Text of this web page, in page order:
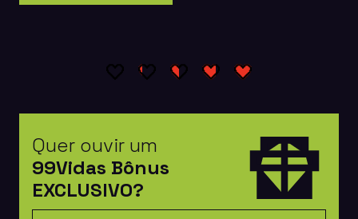
Quer ouvir um
99Vidas Bônus
EXCLUSIVO?